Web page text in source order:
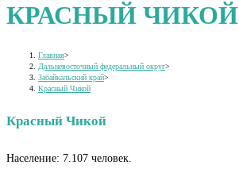
КРАСНЫЙ ЧИКОЙ
Главная>
Дальневосточный федеральный округ>
Забайкальский край>
Красный Чикой
Красный Чикой
Население: 7.107 человек.